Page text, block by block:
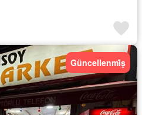
Güncellenmi̇ş